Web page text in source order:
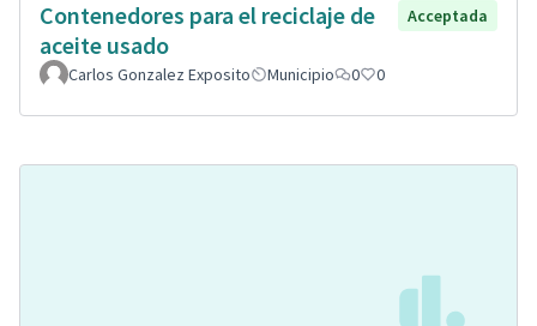
Contenedores para el reciclaje de
aceite usado
Acceptada
Carlos Gonzalez Exposito Municipio 0 0